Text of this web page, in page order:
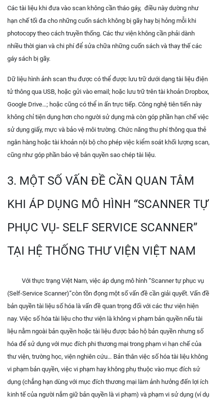
Các tài liệu khi đưa vào scan không cần tháo gáy, điều này dường như
hạn chế tối đa cho những cuốn sách không bị gãy hay bị hỏng mỗi khi
photocopy theo cách truyền thống. Các thư viện không cần phải dành
nhiều thời gian và chi phí để sửa chữa những cuốn sách và thay thế các
gáy sách bị gãy.
Dữ liệu hình ảnh scan thu được có thể được lưu trữ dưới dạng tài liệu điện
tử thông qua USB, hoặc gửi vào email; hoặc lưu trữ trên tài khoản Dropbox,
Google Drive…; hoặc cũng có thể in ấn trực tiếp. Công nghệ tiên tiến này
không chỉ tiện dụng hơn cho người sử dụng mà còn góp phần hạn chế việc
sử dụng giấy, mực và bảo vệ môi trường. Chức năng thu phí thông qua thẻ
ngân hàng hoặc tài khoản nội bộ cho phép việc kiểm soát khối lượng scan,
cũng như góp phần bảo vệ bản quyền sao chép tài liệu.
3. MỘT SỐ VẤN ĐỀ CẦN QUAN TÂM
KHI ÁP DỤNG MÔ HÌNH “SCANNER TỰ
PHỤC VỤ- SELF SERVICE SCANNER”
TẠI HỆ THỐNG THƯ VIỆN VIỆT NAM
Với thực trạng Việt Nam, việc áp dụng mô hình “Scanner tự phục vụ
(Self-Service Scanner)”còn tồn đọng một số vấn đề cần giải quyết. Vấn đề
bản quyền tài liệu số hóa là vấn đề quan trọng đối với các thư viện hiện
nay. Việc số hóa tài liệu cho thư viện là không vi phạm bản quyền nếu tài
liệu nằm ngoài bản quyền hoặc tài liệu được bảo hộ bản quyền nhưng số
hóa để sử dụng với mục đích phi thương mại trong phạm vi hạn chế của
thư viện, trường học, viện nghiên cứu… Bản thân việc số hóa tài liệu không
vi phạm bản quyền, việc vi phạm hay không phụ thuộc vào mục đích sử
dụng (chẳng hạn dùng với mục đích thương mại làm ảnh hưởng đến lợi ích
kinh tế của người nắm giữ bản quyền là vi phạm) và phạm vi sử dụng (ví dụ